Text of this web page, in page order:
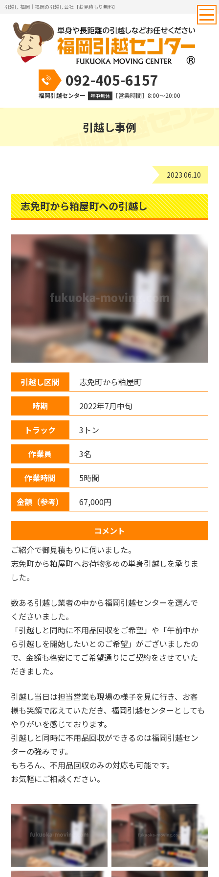
引越し 福岡｜福岡の引越し会社【お見積もり無料】
092-405-6157
福岡引越センター 年中無休 ［営業時間］8:00～20:00
引越し事例
2023.06.10
志免町から粕屋町への引越し
引越し区間 志免町から粕屋町
時期 2022年7月中旬
トラック 3トン
作業員 3名
作業時間 5時間
金額（参考） 67,000円
コメント
ご紹介で御見積もりに伺いました。
志免町から粕屋町へお荷物多めの単身引越しを承りま
した。
数ある引越し業者の中から福岡引越センターを選んで
くださいました。
「引越しと同時に不用品回収をご希望」や「午前中か
ら引越しを開始したいとのご希望」がございましたの
で、金額も格安にてご希望通りにご契約をさせていた
だきました。
引越し当日は担当営業も現場の様子を見に行き、お客
様も笑顔で応えていただき、福岡引越センターとしても
やりがいを感じております。
引越しと同時に不用品回収ができるのは福岡引越セン
ターの強みです。
もちろん、不用品回収のみの対応も可能です。
お気軽にご相談ください。